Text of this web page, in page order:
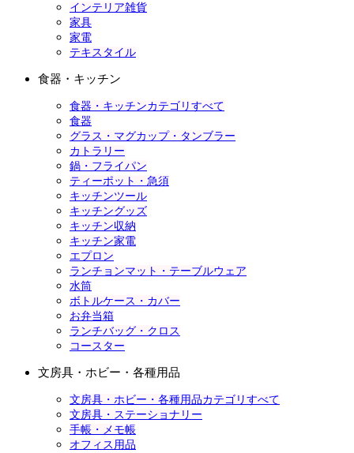
インテリア雑貨
家具
家電
テキスタイル
食器・キッチン
食器・キッチンカテゴリすべて
食器
グラス・マグカップ・タンブラー
カトラリー
鍋・フライパン
ティーポット・急須
キッチンツール
キッチングッズ
キッチン収納
キッチン家電
エプロン
ランチョンマット・テーブルウェア
水筒
ボトルケース・カバー
お弁当箱
ランチバッグ・クロス
コースター
文房具・ホビー・各種用品
文房具・ホビー・各種用品カテゴリすべて
文房具・ステーショナリー
手帳・メモ帳
オフィス用品